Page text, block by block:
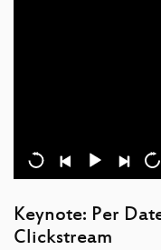
Keynote: Per
Clickstream